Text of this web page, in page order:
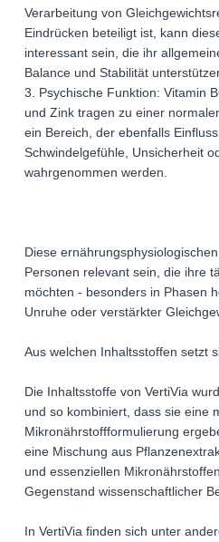
Verarbeitung von
Eindrücken beteiligt ist, kann
interessant sein, die ihr
Balance und Stabilität
3. Psychische Funktion: Vitamin
und Zink tragen zu einer
ein Bereich, der ebenfalls
Schwindelgefühle, Unsicherheit
wahrgenommen werden.
Diese
Personen relevant sein, die ihre
möchten - besonders in Phasen
Unruhe oder verstärkter
Aus welchen Inhaltsstoffen setzt
Die Inhaltsstoffe von VertiVia
und so kombiniert, dass sie eine
Mikronährstoffformulierung
eine Mischung aus
und essenziellen
Gegenstand wissenschaftlicher
In VertiVia finden sich unter